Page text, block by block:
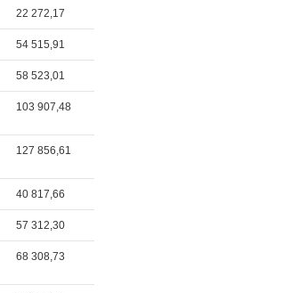
22 272,17
54 515,91
58 523,01
103 907,48
127 856,61
40 817,66
57 312,30
68 308,73